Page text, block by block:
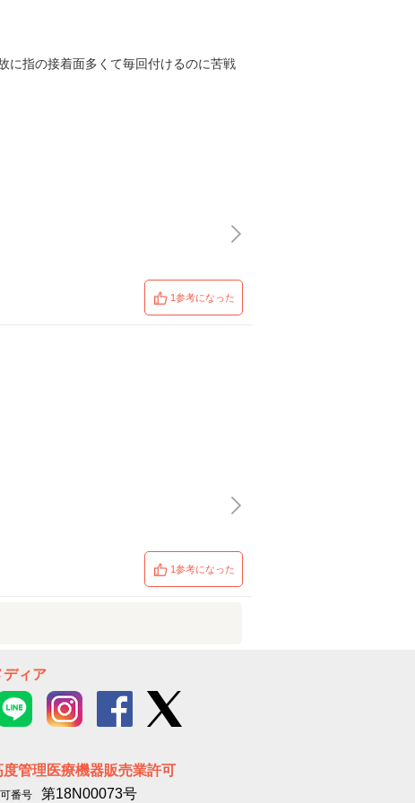
に指の接着面多くて毎回付けるのに苦戦
1参考になった
1参考になった
ディア
度管理医療機器販売業許可
番号 第18N00073号